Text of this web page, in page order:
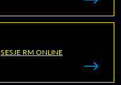
SESJE RM ONLINE